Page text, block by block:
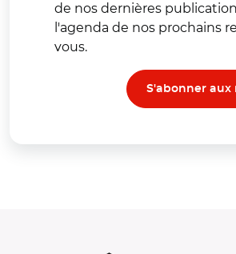
de nos dernières
l'agenda de nos prochains
vous.
S'abonner aux